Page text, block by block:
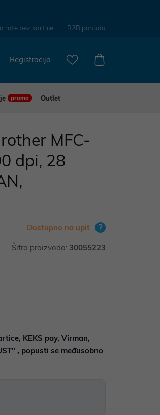
rate bez kartice B2B ponuda
Registracija
promo
Outlet
MFC-
dpi, 28
Dostupno na upit
Šifra proizvoda: 30055223
KEKS pay, Virman,
, popusti se međusobno